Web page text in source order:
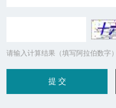
请输入计算结果（填写阿拉伯数字